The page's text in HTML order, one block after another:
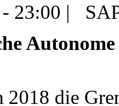
23:00 |
2018 die